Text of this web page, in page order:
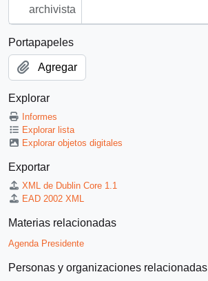
archivista
Portapapeles
Agregar
Explorar
Informes
Explorar lista
Explorar objetos digitales
Exportar
XML de Dublin Core 1.1
EAD 2002 XML
Materias relacionadas
Agenda Presidente
Personas y organizaciones relacionadas